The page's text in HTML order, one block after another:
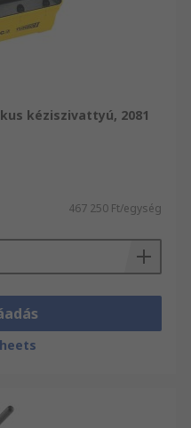
kéziszivattyú, 2081
467 250 Ft/egység